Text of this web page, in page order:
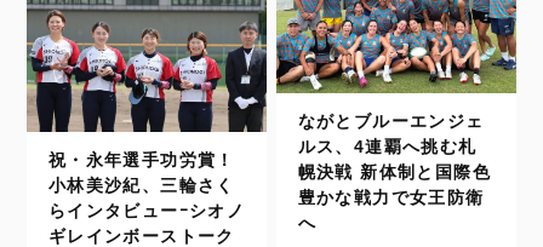
祝・永年選手功労賞！
小林美沙紀、三輪さく
らインタビューｰシオノ
ギレインボーストーク
ながとブルーエンジェ
ルス、4連覇へ挑む札
幌決戦 新体制と国際色
豊かな戦力で女王防衛
へ